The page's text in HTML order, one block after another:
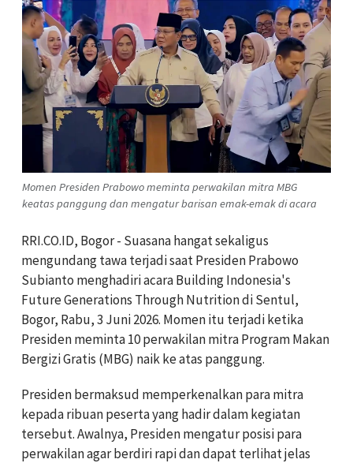
Momen Presiden Prabowo meminta perwakilan mitra MBG
keatas panggung dan mengatur barisan emak-emak di acara
RRI.CO.ID, Bogor - Suasana hangat sekaligus
mengundang tawa terjadi saat Presiden Prabowo
Subianto menghadiri acara Building Indonesia's
Future Generations Through Nutrition di Sentul,
Bogor, Rabu, 3 Juni 2026. Momen itu terjadi ketika
Presiden meminta 10 perwakilan mitra Program Makan
Bergizi Gratis (MBG) naik ke atas panggung.
Presiden bermaksud memperkenalkan para mitra
kepada ribuan peserta yang hadir dalam kegiatan
tersebut. Awalnya, Presiden mengatur posisi para
perwakilan agar berdiri rapi dan dapat terlihat jelas